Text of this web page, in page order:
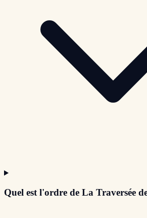
Quel est l'ordre de La Traversée